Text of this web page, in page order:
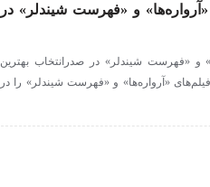
و «فهرست شیندلر» در
و «فهرست شیندلر» در صدرانتخاب بهترین
اسپیلبرگ به رای ۱۰۰ منتقد، فیلم‌های «آرواره‌ها» و «فهرست شیندلر» را در